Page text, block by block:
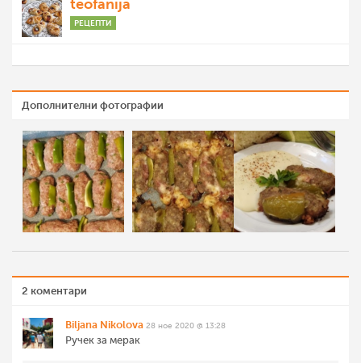
teofanija
РЕЦЕПТИ
Дополнителни фотографии
2 коментари
Biljana Nikolova 28 ное 2020 @ 13:28
Ручек за мерак